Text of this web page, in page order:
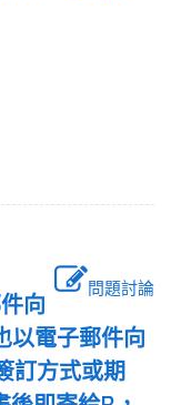
問題討論
向
以電子郵件向
訂方式或期